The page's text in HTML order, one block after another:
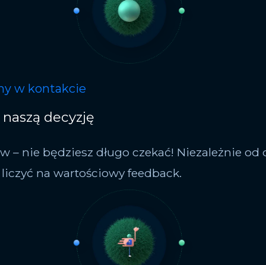
w kontakcie
decyzję
– nie będziesz długo czekać! Niezależnie od
na wartościowy feedback.